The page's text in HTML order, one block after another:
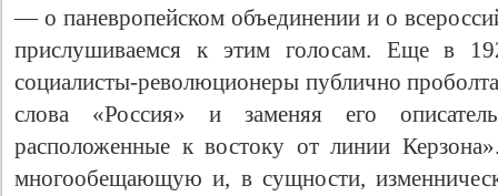
— о паневропейском объединении и о
прислушиваемся к этим голосам. Еще в
социалисты-революционеры публично
слова «Россия» и заменяя его
расположенные к востоку от линии
многообещающую и, в сущности,